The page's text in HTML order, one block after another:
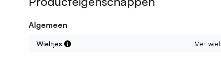
Algemeen
Wieltjes Met